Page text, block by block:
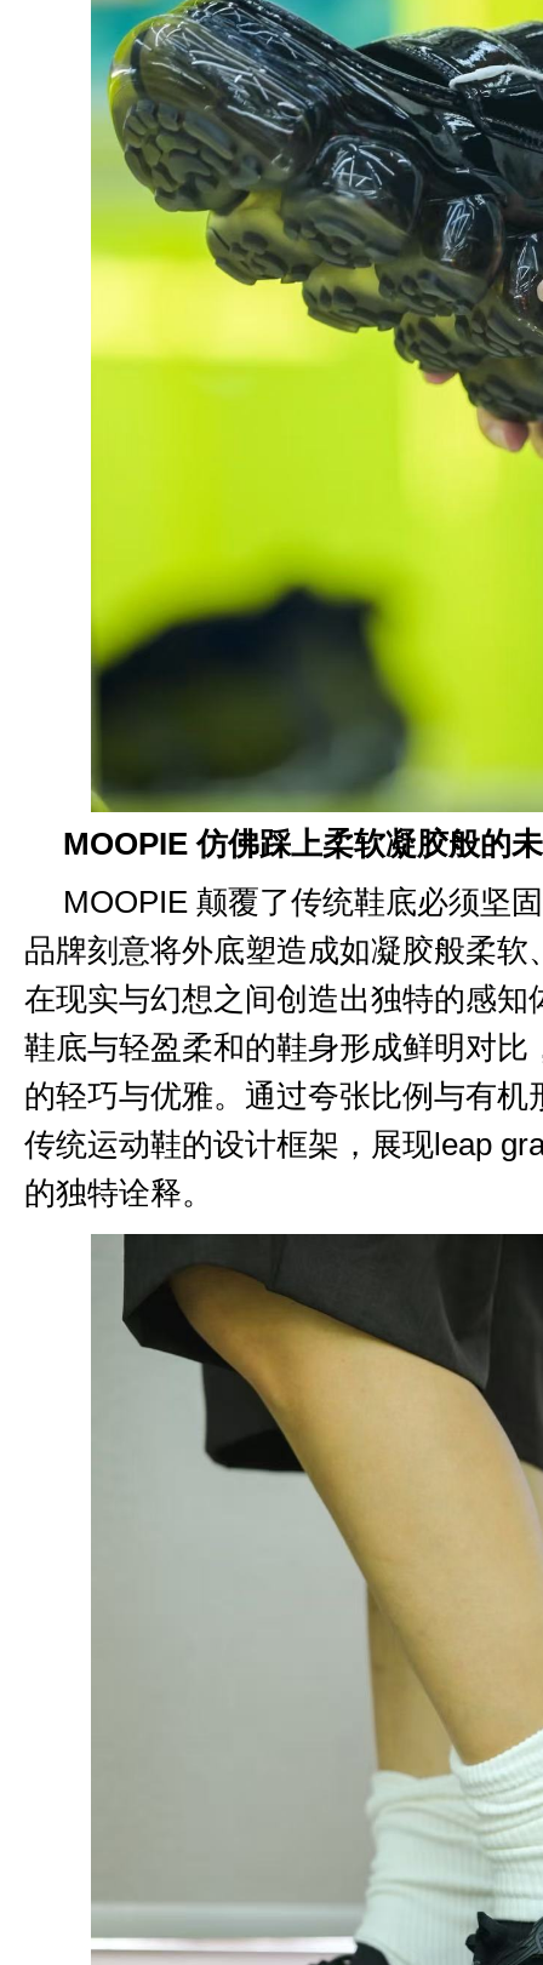
MOOPIE 仿佛踩上柔软凝胶般的
MOOPIE 颠覆了传统鞋底必须坚
品牌刻意将外底塑造成如凝胶般柔
在现实与幻想之间创造出独特的感
鞋底与轻盈柔和的鞋身形成鲜明对
的轻巧与优雅。通过夸张比例与有
传统运动鞋的设计框架，展现leap
的独特诠释。